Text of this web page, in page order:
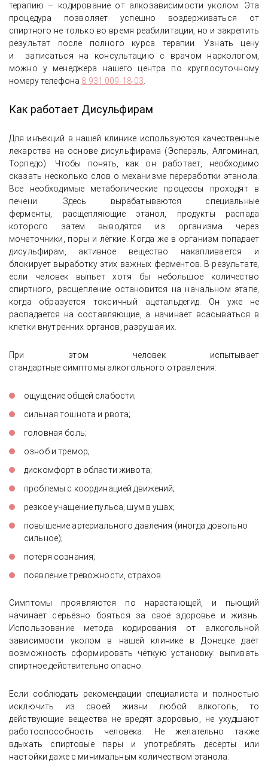
терапию – кодирование от алкозависимости уколом. Эта
процедура позволяет успешно воздерживаться от
спиртного не только во время реабилитации, но и закрепить
результат после полного курса терапии. Узнать цену
и записаться на консультацию с врачом наркологом,
можно у менеджера нашего центра по круглосуточному
номеру телефона 8 931 009-18-03
Как работает Дисульфирам
Для инъекций в нашей клинике используются качественные
лекарства на основе дисульфирама (Эспераль, Алгоминал,
Торпедо). Чтобы понять, как он работает, необходимо
сказать несколько слов о механизме переработки этанола.
Все необходимые метаболические процессы проходят в
печени. Здесь вырабатываются специальные
ферменты, расщепляющие этанол, продукты распада
которого затем выводятся из организма через
мочеточники, поры и лёгкие. Когда же в организм попадает
дисульфирам, активное вещество накапливается и
блокирует выработку этих важных ферментов. В результате,
если человек выпьет хотя бы небольшое количество
спиртного, расщепление остановится на начальном этапе,
когда образуется токсичный ацетальдегид. Он уже не
распадается на составляющие, а начинает всасываться в
клетки внутренних органов, разрушая их.
При этом человек испытывает
стандартные симптомы алкогольного отравления:
ощущение общей слабости;
сильная тошнота и рвота;
головная боль;
озноб и тремор;
дискомфорт в области живота;
проблемы с координацией движений;
резкое учащение пульса, шум в ушах;
повышение артериального давления (иногда довольно
сильное);
потеря сознания;
появление тревожности, страхов.
Симптомы проявляются по нарастающей, и пьющий
начинает серьёзно бояться за своё здоровье и жизнь.
Использование метода кодирования от алкогольной
зависимости уколом в нашей клинике в Донецке даёт
возможность сформировать чёткую установку: выпивать
спиртное действительно опасно.
Если соблюдать рекомендации специалиста и полностью
исключить из своей жизни любой алкоголь, то
действующие вещества не вредят здоровью, не ухудшают
работоспособность человека. Не желательно также
вдыхать спиртовые пары и употреблять десерты или
настойки даже с минимальным количеством этанола.